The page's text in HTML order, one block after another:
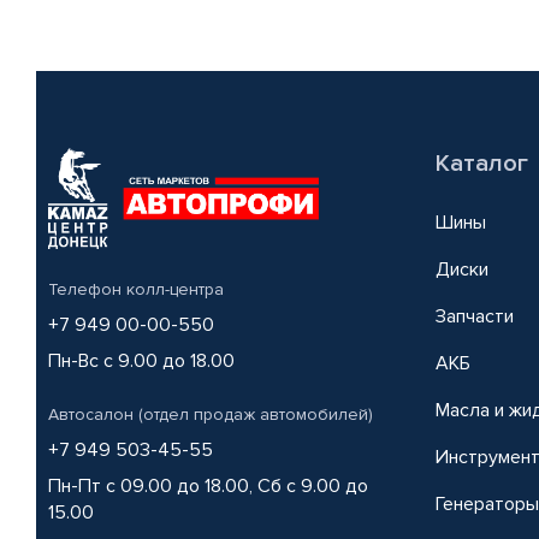
Телефон колл-центра
+7 949 00-00-550
Пн-Вс с 9.00 до 18.00
Автосалон (отдел продаж автомобилей)
+7 949 503-45-55
Пн-Пт с 09.00 до 18.00, Сб с 9.00 до
15.00
Каталог
Шины
Диски
Запчасти
АКБ
Масла и
Инструмент